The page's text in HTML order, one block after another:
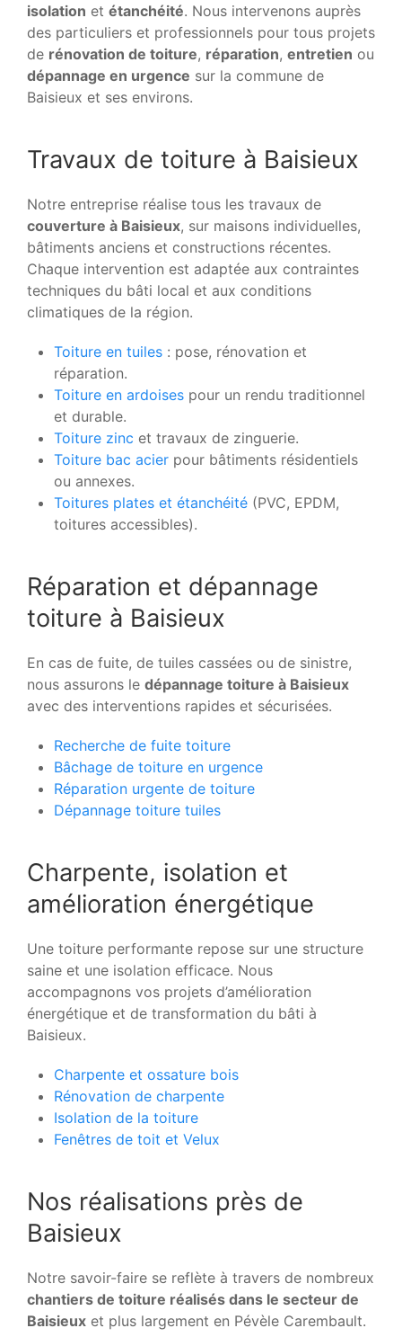
isolation et étanchéité. Nous intervenons auprès
des particuliers et professionnels pour tous projets
de rénovation de toiture, réparation, entretien ou
dépannage en urgence sur la commune de
Baisieux et ses environs.
Travaux de toiture à Baisieux
Notre entreprise réalise tous les travaux de
couverture à Baisieux, sur maisons individuelles,
bâtiments anciens et constructions récentes.
Chaque intervention est adaptée aux contraintes
techniques du bâti local et aux conditions
climatiques de la région.
Toiture en tuiles : pose, rénovation et
réparation.
Toiture en ardoises pour un rendu traditionnel
et durable.
Toiture zinc et travaux de zinguerie.
Toiture bac acier pour bâtiments résidentiels
ou annexes.
Toitures plates et étanchéité (PVC, EPDM,
toitures accessibles).
Réparation et dépannage
toiture à Baisieux
En cas de fuite, de tuiles cassées ou de sinistre,
nous assurons le dépannage toiture à Baisieux
avec des interventions rapides et sécurisées.
Recherche de fuite toiture
Bâchage de toiture en urgence
Réparation urgente de toiture
Dépannage toiture tuiles
Charpente, isolation et
amélioration énergétique
Une toiture performante repose sur une structure
saine et une isolation efficace. Nous
accompagnons vos projets d’amélioration
énergétique et de transformation du bâti à
Baisieux.
Charpente et ossature bois
Rénovation de charpente
Isolation de la toiture
Fenêtres de toit et Velux
Nos réalisations près de
Baisieux
Notre savoir-faire se reflète à travers de nombreux
chantiers de toiture réalisés dans le secteur de
Baisieux et plus largement en Pévèle Carembault.